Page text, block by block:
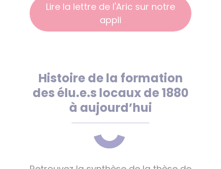
Lire la lettre de l'Aric sur notre
appli
Histoire de la formation
des élu.e.s locaux de 1880
à aujourd’hui